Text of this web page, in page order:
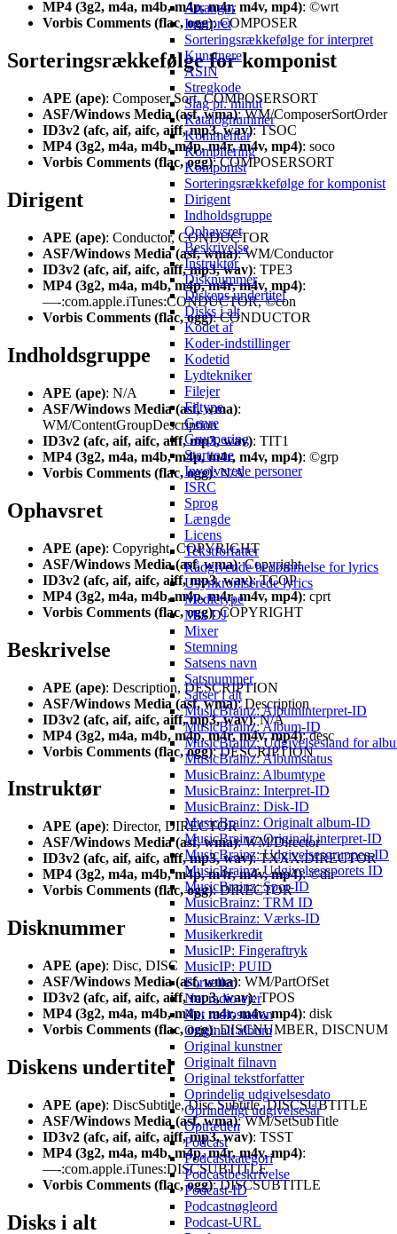
Arrangør
Interpret
Sorteringsrækkefølge for interpret
Kunstnere
ASIN
Stregkode
Slag pr. minut
Katalognummer
Kommentar
Kompilering
Komponist
Sorteringsrækkefølge for komponist
Dirigent
Indholdsgruppe
Ophavsret
Beskrivelse
Instruktør
Disknummer
Diskens undertitel
Disks i alt
Kodet af
Koder-indstillinger
Kodetid
Lydtekniker
Filejer
Filtype
Genre
Gruppering
Starttone
Involverede personer
ISRC
Sprog
Længde
Licens
Tekstforfatter
Rådgivende bedømmelse for lyrics
Usynkroniserede lyrics
Medietype
Mix DJ
Mixer
Stemning
Satsens navn
Satsnummer
Satser i alt
MusicBrainz: Albuminterpret-ID
MusicBrainz: Album-ID
MusicBrainz: Udgivelsesland for
MusicBrainz: Albumstatus
MusicBrainz: Albumtype
MusicBrainz: Interpret-ID
MusicBrainz: Disk-ID
MusicBrainz: Originalt album-ID
MusicBrainz: Originalt interpret-ID
MusicBrainz: Udgivelsesgruppes-ID
MusicBrainz: Udgivelsessporets ID
MusicBrainz: Spor-ID
MusicBrainz: TRM ID
MusicBrainz: Værks-ID
Musikerkredit
MusicIP: Fingeraftryk
MusicIP: PUID
Fortæller
Net radio-ejer
Net radiostation
Originalt album
Original kunstner
Originalt filnavn
Original tekstforfatter
Oprindelig udgivelsesdato
Oprindeligt udgivelsesår
Optræden
Podcast
Podcastkategori
Podcastbeskrivelse
Podcast-ID
Podcastnøgleord
Podcast-URL
MP4 (3g2, m4a, m4b, m4p, m4r, m4v, mp4): ©wrt
Vorbis Comments (flac, ogg): COMPOSER
Sorteringsrækkefølge for komponist
APE (ape): Composer Sort, COMPOSERSORT
ASF/Windows Media (asf, wma): WM/ComposerSortOrder
ID3v2 (afc, aif, aifc, aiff, mp3, wav): TSOC
MP4 (3g2, m4a, m4b, m4p, m4r, m4v, mp4): soco
Vorbis Comments (flac, ogg): COMPOSERSORT
Dirigent
APE (ape): Conductor, CONDUCTOR
ASF/Windows Media (asf, wma): WM/Conductor
ID3v2 (afc, aif, aifc, aiff, mp3, wav): TPE3
MP4 (3g2, m4a, m4b, m4p, m4r, m4v, mp4):
—-:com.apple.iTunes:CONDUCTOR, ©con
Vorbis Comments (flac, ogg): CONDUCTOR
Indholdsgruppe
APE (ape): N/A
ASF/Windows Media (asf, wma):
WM/ContentGroupDescription
ID3v2 (afc, aif, aifc, aiff, mp3, wav): TIT1
MP4 (3g2, m4a, m4b, m4p, m4r, m4v, mp4): ©grp
Vorbis Comments (flac, ogg): N/A
Ophavsret
APE (ape): Copyright, COPYRIGHT
ASF/Windows Media (asf, wma): Copyright
ID3v2 (afc, aif, aifc, aiff, mp3, wav): TCOP
MP4 (3g2, m4a, m4b, m4p, m4r, m4v, mp4): cprt
Vorbis Comments (flac, ogg): COPYRIGHT
Beskrivelse
APE (ape): Description, DESCRIPTION
ASF/Windows Media (asf, wma): Description
ID3v2 (afc, aif, aifc, aiff, mp3, wav): N/A
MP4 (3g2, m4a, m4b, m4p, m4r, m4v, mp4): desc
Vorbis Comments (flac, ogg): DESCRIPTION
Instruktør
APE (ape): Director, DIRECTOR
ASF/Windows Media (asf, wma): WM/Director
ID3v2 (afc, aif, aifc, aiff, mp3, wav): TXXX:DIRECTOR
MP4 (3g2, m4a, m4b, m4p, m4r, m4v, mp4): ©dir
Vorbis Comments (flac, ogg): DIRECTOR
Disknummer
APE (ape): Disc, DISC
ASF/Windows Media (asf, wma): WM/PartOfSet
ID3v2 (afc, aif, aifc, aiff, mp3, wav): TPOS
MP4 (3g2, m4a, m4b, m4p, m4r, m4v, mp4): disk
Vorbis Comments (flac, ogg): DISCNUMBER, DISCNUM
Diskens undertitel
APE (ape): DiscSubtitle, Disc Subtitle, DISCSUBTITLE
ASF/Windows Media (asf, wma): WM/SetSubTitle
ID3v2 (afc, aif, aifc, aiff, mp3, wav): TSST
MP4 (3g2, m4a, m4b, m4p, m4r, m4v, mp4):
—-:com.apple.iTunes:DISCSUBTITLE
Vorbis Comments (flac, ogg): DISCSUBTITLE
Disks i alt